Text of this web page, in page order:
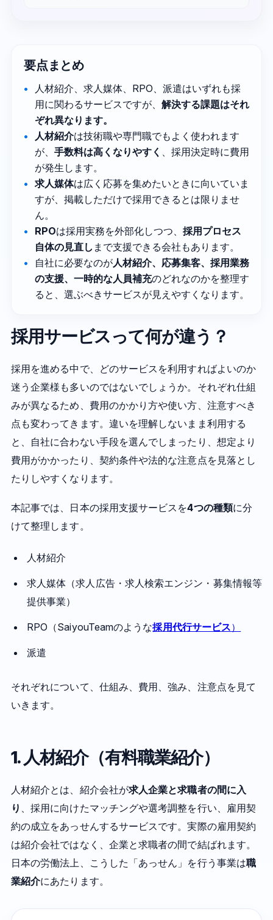
要点まとめ
人材紹介、求人媒体、RPO、派遣はいずれも採
用に関わるサービスですが、 解決する課題はそれ
ぞれ異なります。
人材紹介は技術職や専門職でもよく使われます
が、 手数料は高くなりやすく 、採用決定時に費用
が発生します。
求人媒体は広く応募を集めたいときに向いていま
すが、掲載しただけで採用できるとは限りませ
ん。
RPOは採用実務を外部化しつつ、 採用プロセス
自体の見直し まで支援できる会社もあります。
自社に必要なのが人材紹介、応募集客、採用業務
の支援、一時的な人員補充のどれなのかを整理す
ると、選ぶべきサービスが見えやすくなります。
採用サービスって何が違う？
採用を進める中で、どのサービスを利用すればよいのか
迷う企業様も多いのではないでしょうか。それぞれ仕組
みが異なるため、費用のかかり方や使い方、注意すべき
点も変わってきます。違いを理解しないまま利用する
と、自社に合わない手段を選んでしまったり、想定より
費用がかかったり、契約条件や法的な注意点を見落とし
たりしやすくなります。
本記事では、日本の採用支援サービスを4つの種類に分
けて整理します。
人材紹介
求人媒体（求人広告・求人検索エンジン・募集情報等
提供事業）
RPO（SaiyouTeamのような採用代行サービス）
派遣
それぞれについて、仕組み、費用、強み、注意点を見て
いきます。
1. 人材紹介（有料職業紹介）
人材紹介とは、紹介会社が求人企業と求職者の間に入
り 、採用に向けたマッチングや選考調整を行い、雇用契
約の成立をあっせんするサービスです。実際の雇用契約
は紹介会社ではなく、企業と求職者の間で結ばれます。
日本の労働法上、こうした「あっせん」を行う事業は職
業紹介にあたります。